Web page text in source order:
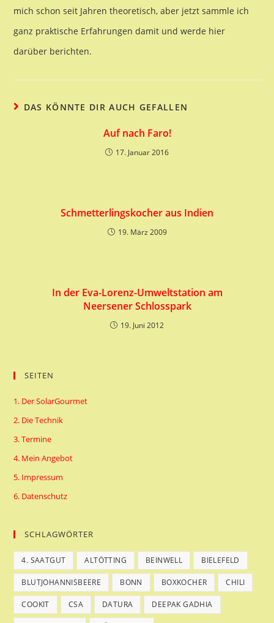
mich schon seit Jahren theoretisch, aber jetzt sammle ich
ganz praktische Erfahrungen damit und werde hier
darüber berichten.
DAS KÖNNTE DIR AUCH GEFALLEN
Auf nach Faro!
17. Januar 2016
Schmetterlingskocher aus Indien
19. März 2009
In der Eva-Lorenz-Umweltstation am
Neersener Schlosspark
19. Juni 2012
SEITEN
1. Der SolarGourmet
2. Die Technik
3. Termine
4. Mein Angebot
5. Impressum
6. Datenschutz
SCHLAGWÖRTER
4. SAATGUT ALTÖTTING BEINWELL BIELEFELD
BLUTJOHANNISBEERE BONN BOXKOCHER CHILI
COOKIT CSA DATURA DEEPAK GADHIA